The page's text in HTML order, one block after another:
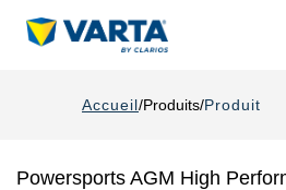
Accueil Produits Produit
Powersports AGM High